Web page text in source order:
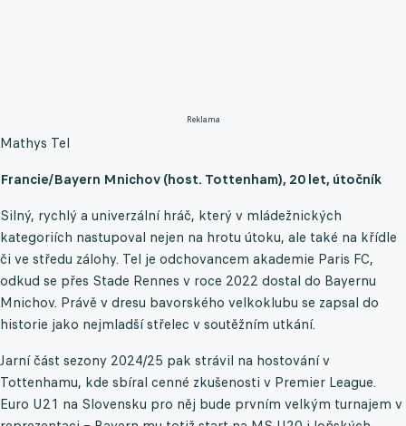
Reklama
Mathys Tel
Francie/Bayern Mnichov (host. Tottenham), 20 let, útočník
Silný, rychlý a univerzální hráč, který v mládežnických
kategoriích nastupoval nejen na hrotu útoku, ale také na křídle
či ve středu zálohy. Tel je odchovancem akademie Paris FC,
odkud se přes Stade Rennes v roce 2022 dostal do Bayernu
Mnichov. Právě v dresu bavorského velkoklubu se zapsal do
historie jako nejmladší střelec v soutěžním utkání.
Jarní část sezony 2024/25 pak strávil na hostování v
Tottenhamu, kde sbíral cenné zkušenosti v Premier League.
Euro U21 na Slovensku pro něj bude prvním velkým turnajem v